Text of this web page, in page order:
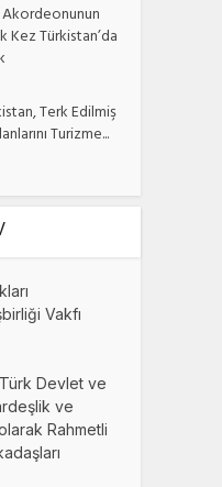
Kez Türkistan’da
Terk Edilmiş
Turizme...
Vakfı
Devlet ve
ve
Rahmetli